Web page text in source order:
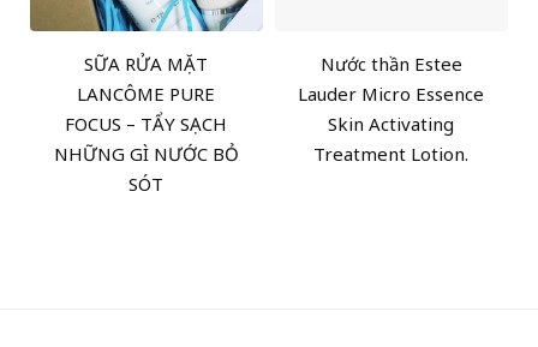
SỮA RỬA MẶT
LANCÔME PURE
FOCUS – TẨY SẠCH
NHỮNG GÌ NƯỚC BỎ
SÓT
Nước thần Estee
Lauder Micro Essence
Skin Activating
Treatment Lotion.